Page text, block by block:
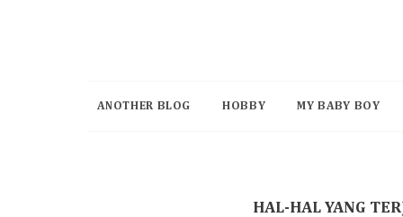
ANOTHER BLOG HOBBY MY BABY BOY
HAL-HAL YANG